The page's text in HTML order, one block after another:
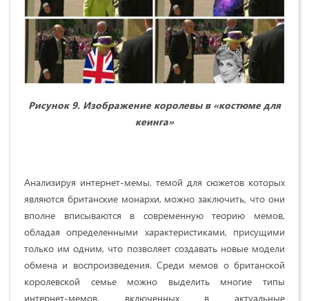
Рисунок 9. Изображение королевы в «костюме для
кеинга»
Анализируя интернет-мемы, темой для сюжетов которых
являются британские монархи, можно заключить, что они
вполне вписываются в современную теорию мемов,
обладая определенными характеристиками, присущими
только им одним, что позволяет создавать новые модели
обмена и воспроизведения. Среди мемов о британской
королевской семье можно выделить многие типы
интернет-мемов, включенных в актуальные